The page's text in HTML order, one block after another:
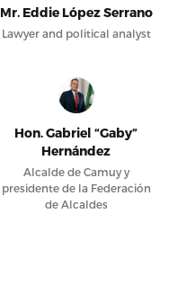
Mr. Eddie López Serrano
Lawyer and political analyst
Hon. Gabriel “Gaby”
Hernández
Alcalde de Camuy y
presidente de la Federación
de Alcaldes